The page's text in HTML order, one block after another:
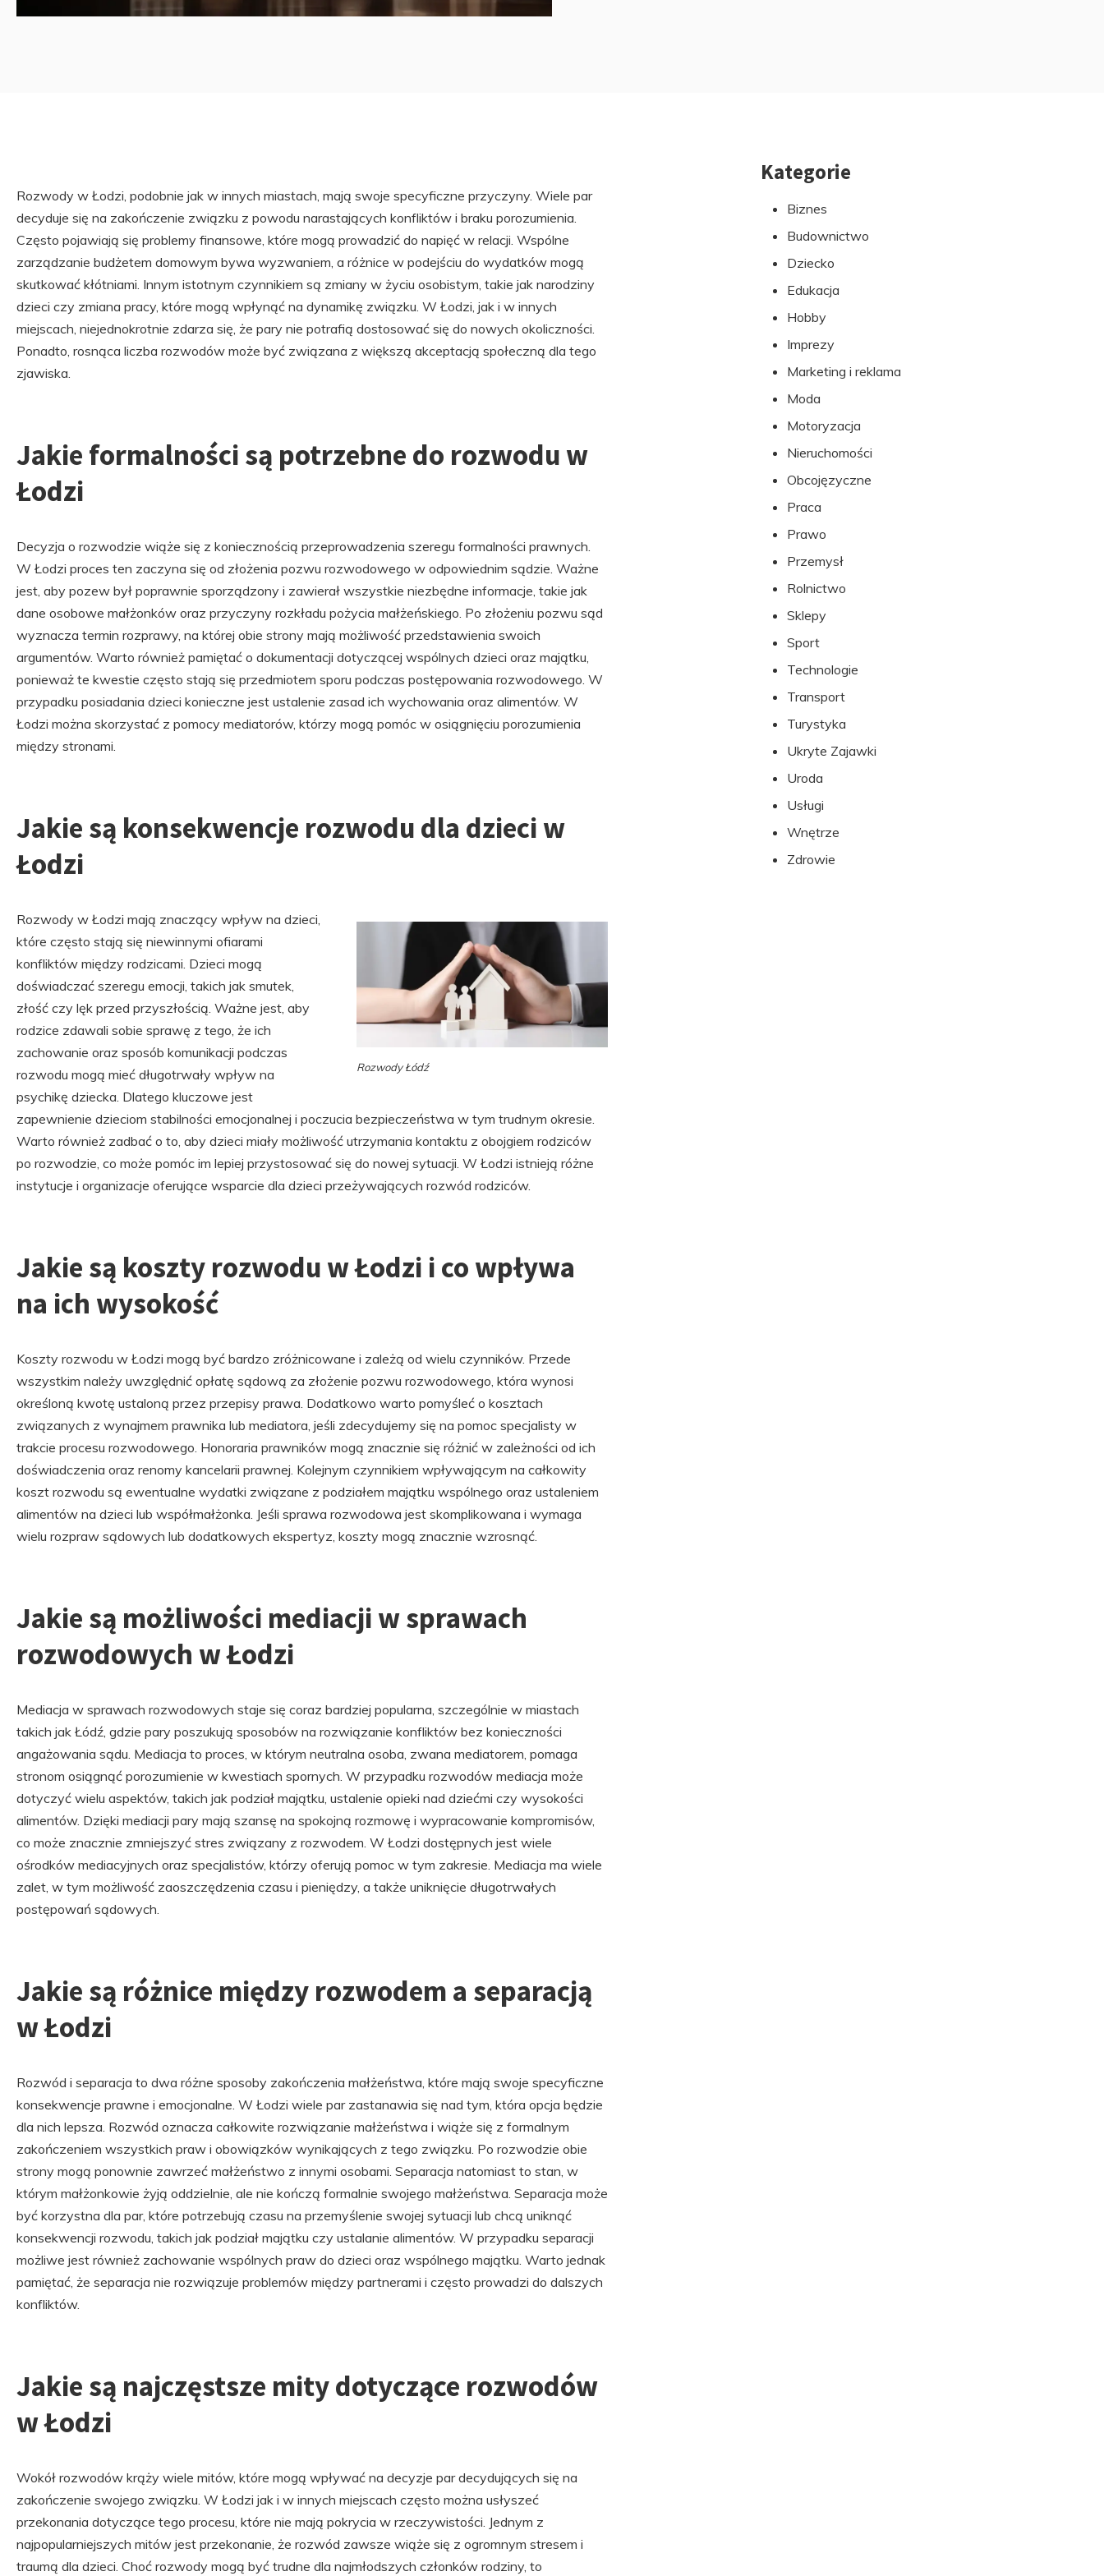
Rozwody w Łodzi, podobnie jak w innych miastach, mają swoje specyficzne przyczyny. Wiele par
decyduje się na zakończenie związku z powodu narastających konfliktów i braku porozumienia.
Często pojawiają się problemy finansowe, które mogą prowadzić do napięć w relacji. Wspólne
zarządzanie budżetem domowym bywa wyzwaniem, a różnice w podejściu do wydatków mogą
skutkować kłótniami. Innym istotnym czynnikiem są zmiany w życiu osobistym, takie jak narodziny
dzieci czy zmiana pracy, które mogą wpłynąć na dynamikę związku. W Łodzi, jak i w innych
miejscach, niejednokrotnie zdarza się, że pary nie potrafią dostosować się do nowych okoliczności.
Ponadto, rosnąca liczba rozwodów może być związana z większą akceptacją społeczną dla tego
zjawiska.
Jakie formalności są potrzebne do rozwodu w
Łodzi
Decyzja o rozwodzie wiąże się z koniecznością przeprowadzenia szeregu formalności prawnych.
W Łodzi proces ten zaczyna się od złożenia pozwu rozwodowego w odpowiednim sądzie. Ważne
jest, aby pozew był poprawnie sporządzony i zawierał wszystkie niezbędne informacje, takie jak
dane osobowe małżonków oraz przyczyny rozkładu pożycia małżeńskiego. Po złożeniu pozwu sąd
wyznacza termin rozprawy, na której obie strony mają możliwość przedstawienia swoich
argumentów. Warto również pamiętać o dokumentacji dotyczącej wspólnych dzieci oraz majątku,
ponieważ te kwestie często stają się przedmiotem sporu podczas postępowania rozwodowego. W
przypadku posiadania dzieci konieczne jest ustalenie zasad ich wychowania oraz alimentów. W
Łodzi można skorzystać z pomocy mediatorów, którzy mogą pomóc w osiągnięciu porozumienia
między stronami.
Jakie są konsekwencje rozwodu dla dzieci w
Łodzi
Rozwody Łódź
Rozwody w Łodzi mają znaczący wpływ na dzieci,
które często stają się niewinnymi ofiarami
konfliktów między rodzicami. Dzieci mogą
doświadczać szeregu emocji, takich jak smutek,
złość czy lęk przed przyszłością. Ważne jest, aby
rodzice zdawali sobie sprawę z tego, że ich
zachowanie oraz sposób komunikacji podczas
rozwodu mogą mieć długotrwały wpływ na
psychikę dziecka. Dlatego kluczowe jest
zapewnienie dzieciom stabilności emocjonalnej i poczucia bezpieczeństwa w tym trudnym okresie.
Warto również zadbać o to, aby dzieci miały możliwość utrzymania kontaktu z obojgiem rodziców
po rozwodzie, co może pomóc im lepiej przystosować się do nowej sytuacji. W Łodzi istnieją różne
instytucje i organizacje oferujące wsparcie dla dzieci przeżywających rozwód rodziców.
Jakie są koszty rozwodu w Łodzi i co wpływa
na ich wysokość
Koszty rozwodu w Łodzi mogą być bardzo zróżnicowane i zależą od wielu czynników. Przede
wszystkim należy uwzględnić opłatę sądową za złożenie pozwu rozwodowego, która wynosi
określoną kwotę ustaloną przez przepisy prawa. Dodatkowo warto pomyśleć o kosztach
związanych z wynajmem prawnika lub mediatora, jeśli zdecydujemy się na pomoc specjalisty w
trakcie procesu rozwodowego. Honoraria prawników mogą znacznie się różnić w zależności od ich
doświadczenia oraz renomy kancelarii prawnej. Kolejnym czynnikiem wpływającym na całkowity
koszt rozwodu są ewentualne wydatki związane z podziałem majątku wspólnego oraz ustaleniem
alimentów na dzieci lub współmałżonka. Jeśli sprawa rozwodowa jest skomplikowana i wymaga
wielu rozpraw sądowych lub dodatkowych ekspertyz, koszty mogą znacznie wzrosnąć.
Jakie są możliwości mediacji w sprawach
rozwodowych w Łodzi
Mediacja w sprawach rozwodowych staje się coraz bardziej popularna, szczególnie w miastach
takich jak Łódź, gdzie pary poszukują sposobów na rozwiązanie konfliktów bez konieczności
angażowania sądu. Mediacja to proces, w którym neutralna osoba, zwana mediatorem, pomaga
stronom osiągnąć porozumienie w kwestiach spornych. W przypadku rozwodów mediacja może
dotyczyć wielu aspektów, takich jak podział majątku, ustalenie opieki nad dziećmi czy wysokości
alimentów. Dzięki mediacji pary mają szansę na spokojną rozmowę i wypracowanie kompromisów,
co może znacznie zmniejszyć stres związany z rozwodem. W Łodzi dostępnych jest wiele
ośrodków mediacyjnych oraz specjalistów, którzy oferują pomoc w tym zakresie. Mediacja ma wiele
zalet, w tym możliwość zaoszczędzenia czasu i pieniędzy, a także uniknięcie długotrwałych
postępowań sądowych.
Jakie są różnice między rozwodem a separacją
w Łodzi
Rozwód i separacja to dwa różne sposoby zakończenia małżeństwa, które mają swoje specyficzne
konsekwencje prawne i emocjonalne. W Łodzi wiele par zastanawia się nad tym, która opcja będzie
dla nich lepsza. Rozwód oznacza całkowite rozwiązanie małżeństwa i wiąże się z formalnym
zakończeniem wszystkich praw i obowiązków wynikających z tego związku. Po rozwodzie obie
strony mogą ponownie zawrzeć małżeństwo z innymi osobami. Separacja natomiast to stan, w
którym małżonkowie żyją oddzielnie, ale nie kończą formalnie swojego małżeństwa. Separacja może
być korzystna dla par, które potrzebują czasu na przemyślenie swojej sytuacji lub chcą uniknąć
konsekwencji rozwodu, takich jak podział majątku czy ustalanie alimentów. W przypadku separacji
możliwe jest również zachowanie wspólnych praw do dzieci oraz wspólnego majątku. Warto jednak
pamiętać, że separacja nie rozwiązuje problemów między partnerami i często prowadzi do dalszych
konfliktów.
Jakie są najczęstsze mity dotyczące rozwodów
w Łodzi
Wokół rozwodów krąży wiele mitów, które mogą wpływać na decyzje par decydujących się na
zakończenie swojego związku. W Łodzi jak i w innych miejscach często można usłyszeć
przekonania dotyczące tego procesu, które nie mają pokrycia w rzeczywistości. Jednym z
najpopularniejszych mitów jest przekonanie, że rozwód zawsze wiąże się z ogromnym stresem i
traumą dla dzieci. Choć rozwody mogą być trudne dla najmłodszych członków rodziny, to
PrzejdźKategorie
Biznes
Budownictwo
Dziecko
Edukacja
Hobby
Imprezy
Marketing i reklama
Moda
Motoryzacja
Nieruchomości
Obcojęzyczne
Praca
Prawo
Przemysł
Rolnictwo
Sklepy
Sport
Technologie
Transport
Turystyka
Ukryte Zajawki
Uroda
Usługi
Wnętrze
Zdrowie